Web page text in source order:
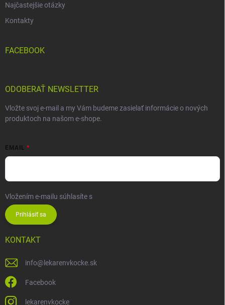
Najčastejšie otázky
Kontakty
FACEBOOK
ODOBERAŤ NEWSLETTER
Vložte svoj e-mail a my Vám budeme zasielať informácie o nových
produktoch na našom e-shope.
EMAIL
Vložením e-mailu súhlasíte s
Prihlásiť sa
KONTAKT
info@ lekarenvkocke.sk
Facebook
lekarenvkocke